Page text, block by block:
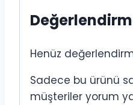
Henüz
Sadece bu ürünü
müşteriler yorum